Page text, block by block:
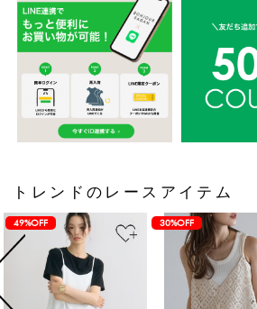
トレンドのレースアイテム
49%OFF 30%OFF